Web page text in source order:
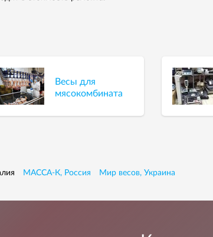
Весы для
мясокомбината
МАССА-К, Россия Мир весов, Украина